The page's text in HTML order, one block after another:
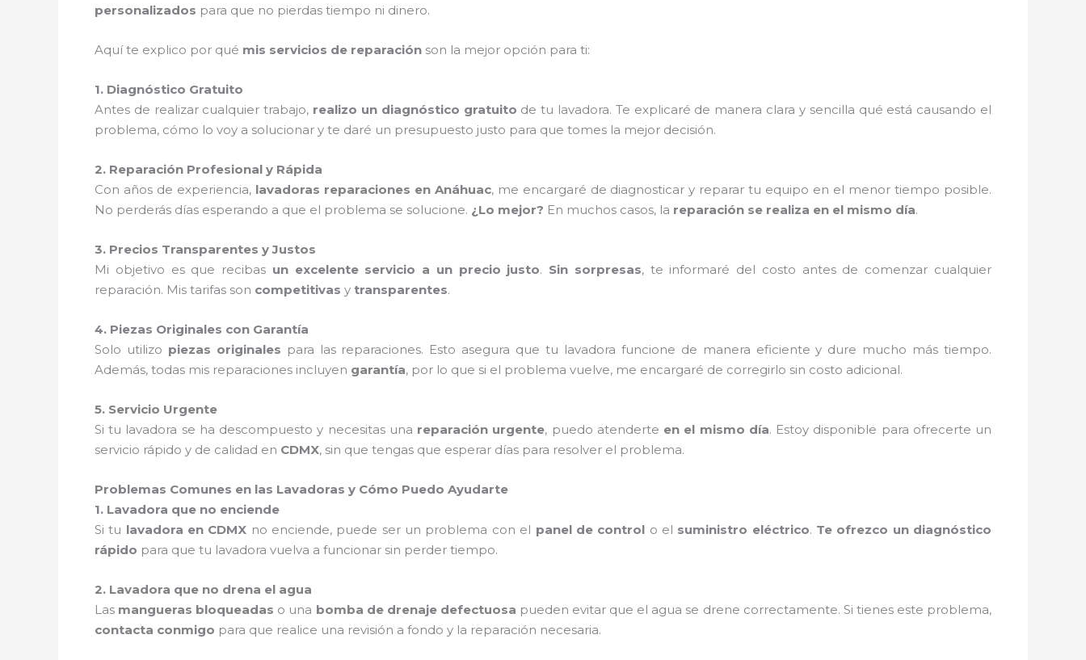
personalizados para que no pierdas tiempo ni dinero.
Aquí te explico por qué mis servicios de reparación son la mejor opción para ti:
1. Diagnóstico Gratuito
Antes de realizar cualquier trabajo, realizo un diagnóstico gratuito de tu lavadora. Te explicaré de manera clara y sencilla qué está causando el
problema, cómo lo voy a solucionar y te daré un presupuesto justo para que tomes la mejor decisión.
2. Reparación Profesional y Rápida
Con años de experiencia, lavadoras reparaciones en Anáhuac, me encargaré de diagnosticar y reparar tu equipo en el menor tiempo posible.
No perderás días esperando a que el problema se solucione. ¿Lo mejor? En muchos casos, la reparación se realiza en el mismo día.
3. Precios Transparentes y Justos
Mi objetivo es que recibas un excelente servicio a un precio justo. Sin sorpresas, te informaré del costo antes de comenzar cualquier
reparación. Mis tarifas son competitivas y transparentes.
4. Piezas Originales con Garantía
Solo utilizo piezas originales para las reparaciones. Esto asegura que tu lavadora funcione de manera eficiente y dure mucho más tiempo.
Además, todas mis reparaciones incluyen garantía, por lo que si el problema vuelve, me encargaré de corregirlo sin costo adicional.
5. Servicio Urgente
Si tu lavadora se ha descompuesto y necesitas una reparación urgente, puedo atenderte en el mismo día. Estoy disponible para ofrecerte un
servicio rápido y de calidad en CDMX, sin que tengas que esperar días para resolver el problema.
Problemas Comunes en las Lavadoras y Cómo Puedo Ayudarte
1. Lavadora que no enciende
Si tu lavadora en CDMX no enciende, puede ser un problema con el panel de control o el suministro eléctrico. Te ofrezco un diagnóstico
rápido para que tu lavadora vuelva a funcionar sin perder tiempo.
2. Lavadora que no drena el agua
Las mangueras bloqueadas o una bomba de drenaje defectuosa pueden evitar que el agua se drene correctamente. Si tienes este problema,
contacta conmigo para que realice una revisión a fondo y la reparación necesaria.